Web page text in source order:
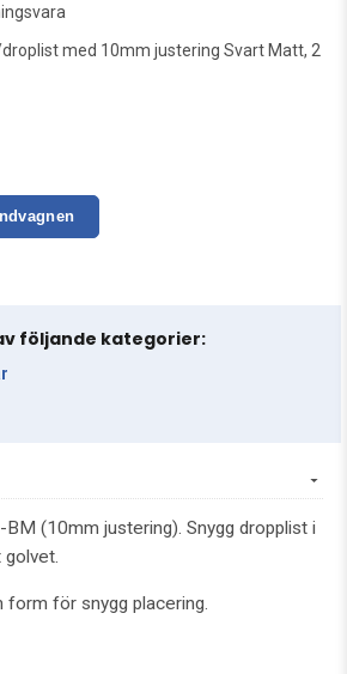
med 10mm justering Svart Matt, 2
följande kategorier:
(10mm justering). Snygg dropplist i
form för snygg placering.